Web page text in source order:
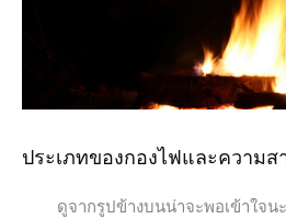
ประเภทของกองไฟและความส
ดูจากรูปข้างบนน่าจะพอเข้าใจนะ